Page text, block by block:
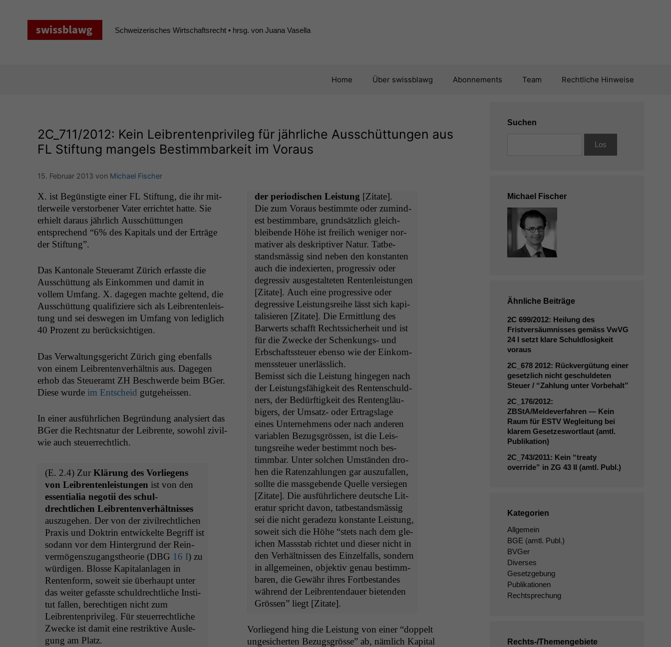
Schweizerisches Wirtschaftsrecht • hrsg. von Juana Vasella
Home Über swissblawg Abonnements Team Rechtliche Hinweise
2C_711/2012: Kein Leibrentenprivileg für jährliche Ausschüttungen aus
FL Stiftung mangels Bestimmbarkeit im Voraus
15. Februar 2013 von Michael Fischer
X. ist Begün­stigte ein­er FL Stiftung, die ihr mit­
tler­weile ver­stor­ben­er Vater errichtet hat­te. Sie
erhielt daraus jährlich Auss­chüt­tun­gen
entsprechend “6% des Kap­i­tals und der Erträge
der Stiftung”.
Das Kan­tonale Steuer­amt Zürich erfasste die
Auss­chüt­tung als Einkom­men und damit in
vollem Umfang. X. dage­gen machte gel­tend, die
Auss­chüt­tung qual­i­fiziere sich als Leibrenten­leis­
tung und sei deswe­gen im Umfang von lediglich
40 Prozent zu berücksichtigen.
Das Ver­wal­tungs­gericht Zürich ging eben­falls
von einem Leibrenten­ver­hält­nis aus. Dage­gen
erhob das Steuer­amt ZH Beschw­erde beim BGer.
Diese wurde im Entscheid gutgeheissen.
In ein­er aus­führlichen Begrün­dung analysiert das
BGer die Recht­snatur der Leibrente, sowohl ziv­il-
wie auch steuerrechtlich.
(E. 2.4) Zur Klärung des Vor­liegens
von Leibrenten­leis­tun­gen ist von den
essen­tialia negotii des schul­
drechtlichen Leibrenten­ver­hält­niss­es
auszuge­hen. Der von der zivil­rechtlichen
Prax­is und Dok­trin entwick­elte Begriff ist
sodann vor dem Hin­ter­grund der Rein­
ver­mö­gen­szu­gangs­the­o­rie (DBG 16 I) zu
würdi­gen. Blosse Kap­i­ta­lan­la­gen in
Renten­form, soweit sie über­haupt unter
das weit­er gefasste schul­drechtliche Insti­
tut fall­en, berechti­gen nicht zum
Leibrenten­priv­i­leg. Für steuer­rechtliche
Zwecke ist damit eine restrik­tive Ausle­
gung am Platz.
der peri­odis­chen Leis­tung [Zitate].
Die zum Voraus bes­timmte oder zumin­d­
est bes­timm­bare, grund­sät­zlich gle­ich­
bleibende Höhe ist freilich weniger nor­
ma­tiv­er als deskrip­tiv­er Natur. Tatbe­
standsmäs­sig sind neben den kon­stan­ten
auch die index­ierten, pro­gres­siv oder
degres­siv aus­gestal­teten Renten­leis­tun­gen
[Zitate]. Auch eine pro­gres­sive oder
degres­sive Leis­tungsrei­he lässt sich kap­i­
tal­isieren [Zitate]. Die Ermit­tlung des
Bar­w­erts schafft Rechtssicher­heit und ist
für die Zwecke der Schenkungs- und
Erb­schaftss­teuer eben­so wie der Einkom­
menss­teuer unerlässlich.
Bemisst sich die Leis­tung hinge­gen nach
der Leis­tungs­fähigkeit des Renten­schuld­
ners, der Bedürftigkeit des Rentengläu­
bigers, der Umsatz- oder Ertragslage
eines Unternehmens oder nach anderen
vari­ablen Bezugs­grössen, ist die Leis­
tungsrei­he wed­er bes­timmt noch bes­
timm­bar. Unter solchen Umstän­den dro­
hen die Raten­zahlun­gen gar ausz­u­fall­en,
sollte die mass­gebende Quelle ver­siegen
[Zitate]. Die aus­führlichere deutsche Lit­
er­atur spricht davon, tatbe­standsmäs­sig
sei die nicht ger­adezu kon­stante Leis­tung,
soweit sich die Höhe “stets nach dem gle­
ichen Massstab richtet und dieser nicht in
den Ver­hält­nis­sen des Einzelfalls, son­dern
in all­ge­meinen, objek­tiv genau bes­timm­
baren, die Gewähr ihres Fortbe­standes
während der Leibrenten­dauer bietenden
Grössen” liegt [Zitate].
Vor­liegend hing die Leis­tung von ein­er “dop­pelt
ungesicherten Bezugs­grösse” ab, näm­lich Kap­i­tal
Suchen
Michael Fischer
Ähnliche Beiträge
2C 699/2012: Heilung des
Fristversäumnisses gemäss VwVG
24 I setzt klare Schuldlosigkeit
voraus
2C_6782012: Rückvergütung einer
gesetzlich nicht geschuldeten
Steuer / “Zahlung unter Vorbehalt”
2C_176/2012:
ZBStA/Meldeverfahren — Kein
Raum für ESTVWegleitung bei
klarem Gesetzeswortlaut (amtl.
Publikation)
2C_743/2011: Kein “treaty
override” in ZG 43 II (amtl. Publ.)
Kategorien
Allgemein
BGE (amtl. Publ.)
BVGer
Diverses
Gesetzgebung
Publikationen
Rechtsprechung
Rechts-/Themengebiete